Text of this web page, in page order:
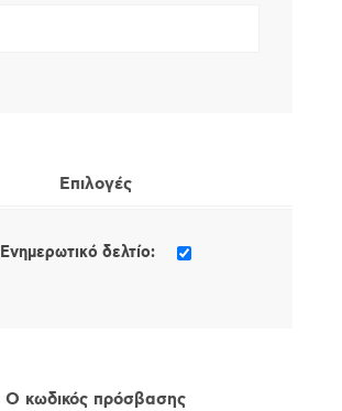
Επιλογές
Ενημερωτικό δελτίο:
Ο κωδικός πρόσβασης